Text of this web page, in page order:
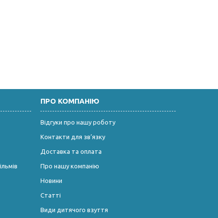
ПРО КОМПАНІЮ
Відгуки про нашу роботу
Контакти для зв’язку
Доставка та оплата
Про нашу компанію
Новини
Статті
Види дитячого взуття